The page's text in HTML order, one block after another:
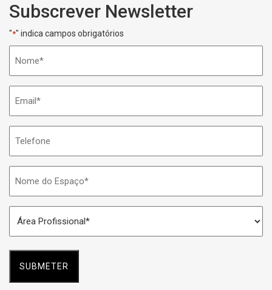
Subscrever Newsletter
"*" indica campos obrigatórios
do
Espaço
Profissional
*